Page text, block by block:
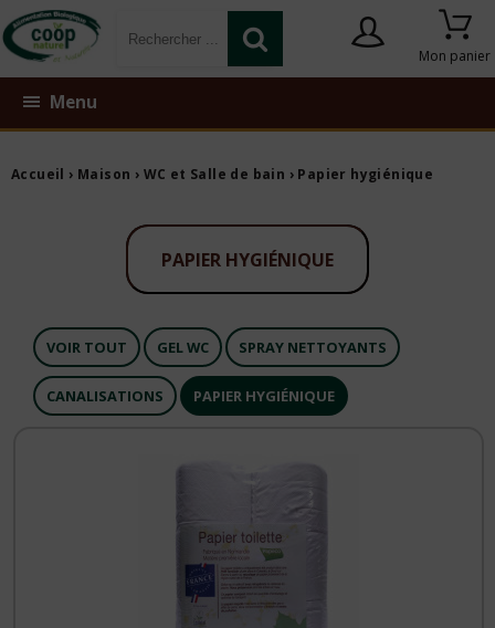
Mon panier
Menu
Accueil › Maison › WC et Salle de bain › Papier hygiénique
PAPIER HYGIÉNIQUE
VOIR TOUT GEL WC SPRAY NETTOYANTS
CANALISATIONS PAPIER HYGIÉNIQUE